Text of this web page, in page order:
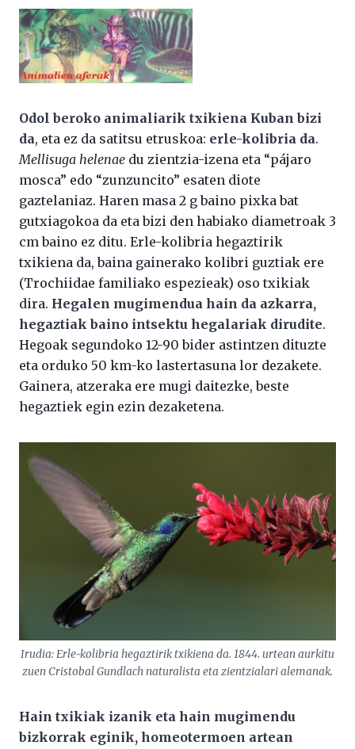
Odol beroko animaliarik txikiena Kuban bizi
da, eta ez da satitsu etruskoa: erle-kolibria da.
Mellisuga helenae du zientzia-izena eta “pájaro
mosca” edo “zunzuncito” esaten diote
gaztelaniaz. Haren masa 2 g baino pixka bat
gutxiagokoa da eta bizi den habiako diametroak 3
cm baino ez ditu. Erle-kolibria hegaztirik
txikiena da, baina gainerako kolibri guztiak ere
(Trochiidae familiako espezieak) oso txikiak
dira. Hegalen mugimendua hain da azkarra,
hegaztiak baino intsektu hegalariak dirudite.
Hegoak segundoko 12-90 bider astintzen dituzte
eta orduko 50 km-ko lastertasuna lor dezakete.
Gainera, atzeraka ere mugi daitezke, beste
hegaztiek egin ezin dezaketena.
Irudia: Erle-kolibria hegaztirik txikiena da. 1844. urtean aurkitu
zuen Cristobal Gundlach naturalista eta zientzialari alemanak.
Hain txikiak izanik eta hain mugimendu
bizkorrak eginik, homeotermoen artean